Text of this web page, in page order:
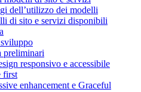
dell’utilizzo dei modelli
di sito e servizi disponibili
preliminari
responsivo e accessibile
first
enhancement e Graceful